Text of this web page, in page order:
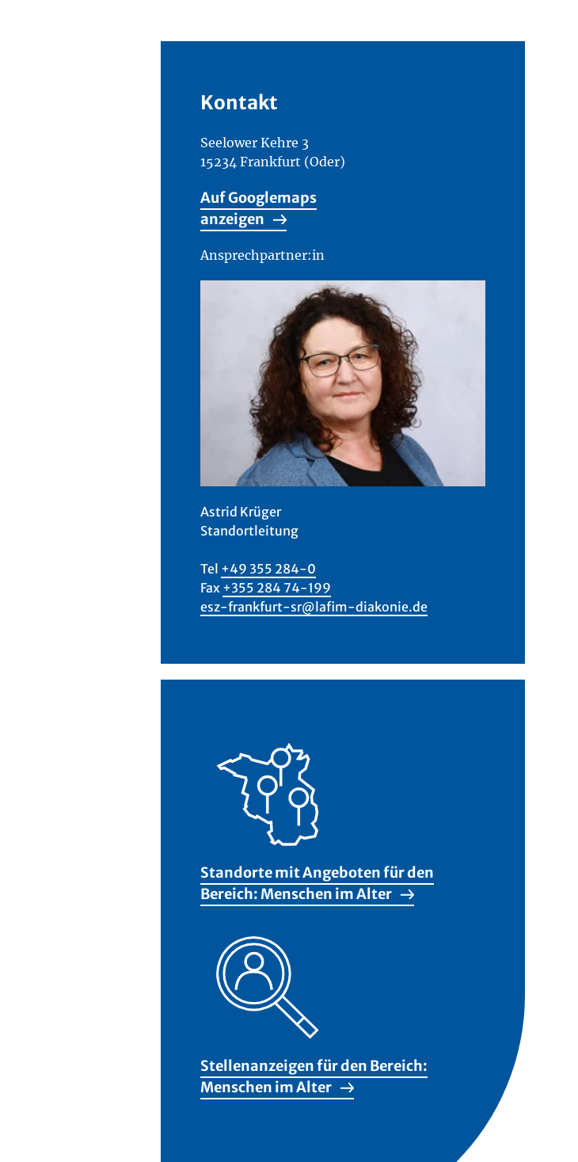
Kontakt
Seelower Kehre 3
15234 Frankfurt (Oder)
Auf Googlemaps
anzeigen
Ansprechpartner:in
Astrid Krüger
Standortleitung
Tel +49 355 284-0
Fax +355 284 74-199
esz-frankfurt-sr@lafim-diakonie.de
Standorte mit Angeboten für den
Bereich: Menschen im Alter
Stellenanzeigen für den Bereich:
Menschen im Alter